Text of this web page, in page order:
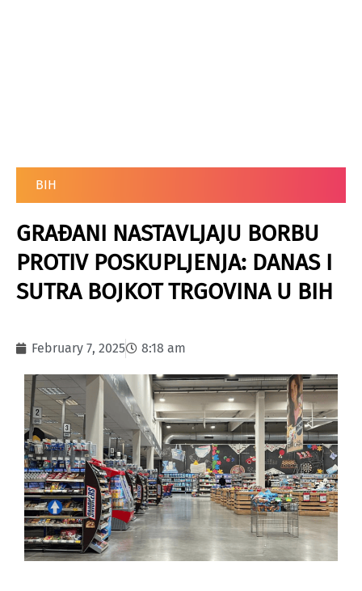
BIH
GRAĐANI NASTAVLJAJU BORBU
PROTIV POSKUPLJENJA: DANAS I
SUTRA BOJKOT TRGOVINA U BIH
February 7, 2025 8:18 am